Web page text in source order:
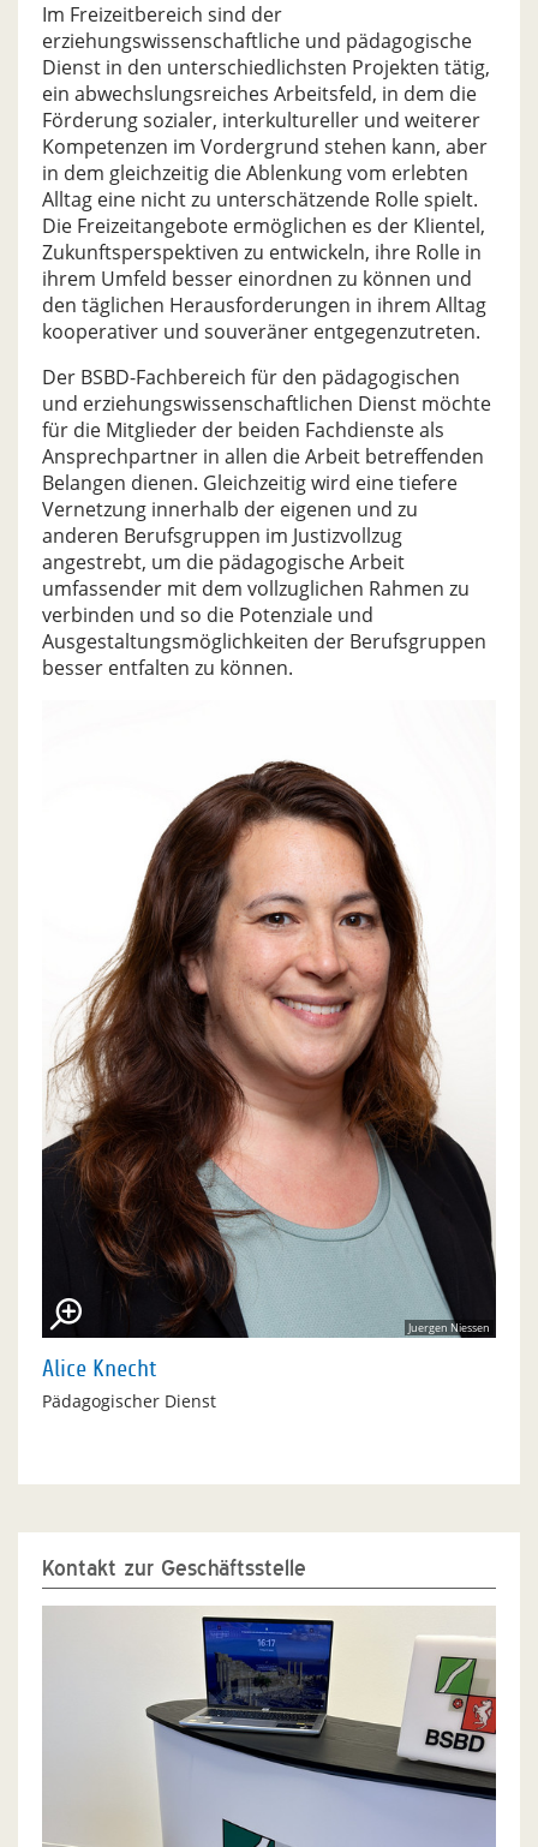
Im Freizeitbereich sind der
erziehungswissenschaftliche und pädagogische
Dienst in den unterschiedlichsten Projekten tätig,
ein abwechslungsreiches Arbeitsfeld, in dem die
Förderung sozialer, interkultureller und weiterer
Kompetenzen im Vordergrund stehen kann, aber
in dem gleichzeitig die Ablenkung vom erlebten
Alltag eine nicht zu unterschätzende Rolle spielt.
Die Freizeitangebote ermöglichen es der Klientel,
Zukunftsperspektiven zu entwickeln, ihre Rolle in
ihrem Umfeld besser einordnen zu können und
den täglichen Herausforderungen in ihrem Alltag
kooperativer und souveräner entgegenzutreten.
Der BSBD-Fachbereich für den pädagogischen
und erziehungswissenschaftlichen Dienst möchte
für die Mitglieder der beiden Fachdienste als
Ansprechpartner in allen die Arbeit betreffenden
Belangen dienen. Gleichzeitig wird eine tiefere
Vernetzung innerhalb der eigenen und zu
anderen Berufsgruppen im Justizvollzug
angestrebt, um die pädagogische Arbeit
umfassender mit dem vollzuglichen Rahmen zu
verbinden und so die Potenziale und
Ausgestaltungsmöglichkeiten der Berufsgruppen
besser entfalten zu können.
Juergen Niessen
Alice Knecht
Pädagogischer Dienst
Kontakt zur Geschäftsstelle